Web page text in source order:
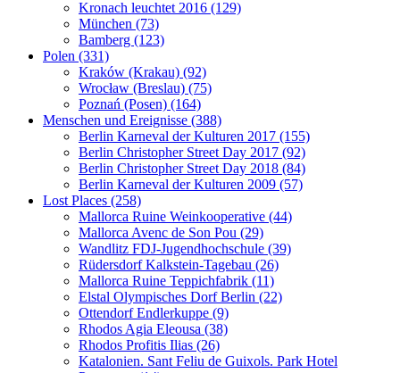
Kronach leuchtet 2016 (129)
München (73)
Bamberg (123)
Polen (331)
Kraków (Krakau) (92)
Wrocław (Breslau) (75)
Poznań (Posen) (164)
Menschen und Ereignisse (388)
Berlin Karneval der Kulturen 2017 (155)
Berlin Christopher Street Day 2017 (92)
Berlin Christopher Street Day 2018 (84)
Berlin Karneval der Kulturen 2009 (57)
Lost Places (258)
Mallorca Ruine Weinkooperative (44)
Mallorca Avenc de Son Pou (29)
Wandlitz FDJ-Jugendhochschule (39)
Rüdersdorf Kalkstein-Tagebau (26)
Mallorca Ruine Teppichfabrik (11)
Elstal Olympisches Dorf Berlin (22)
Ottendorf Endlerkuppe (9)
Rhodos Agia Eleousa (38)
Rhodos Profitis Ilias (26)
Katalonien. Sant Feliu de Guixols. Park Hotel